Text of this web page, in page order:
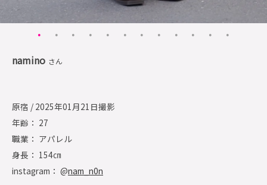
namino さん
原宿 / 2025年01月21日撮影
年齢： 27
職業： アパレル
身長： 154㎝
instagram： @nam_n0n